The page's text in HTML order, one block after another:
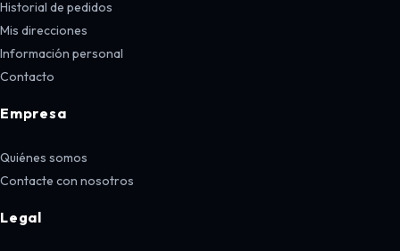
Historial de pedidos
Mis direcciones
Información personal
Contacto
Empresa
Quiénes somos
Contacte con nosotros
Legal